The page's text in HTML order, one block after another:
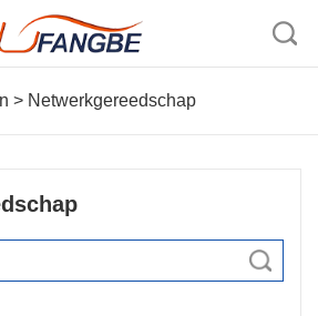
> Netwerkgereedschap